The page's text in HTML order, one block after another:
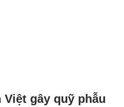
gây quỹ phẫu